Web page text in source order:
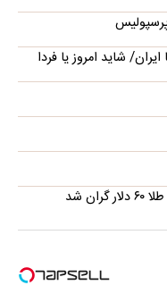
شاید امروز یا فردا
شد